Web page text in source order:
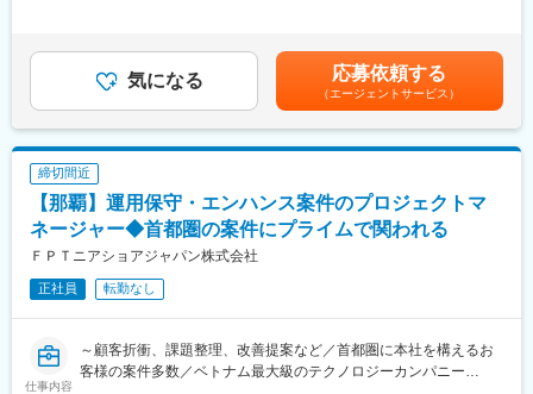
・15万円の引っ越し補助金（一律支給）
・20万円の入社祝い金（家族連れの方のみ）
・退職金制度
・選択制企業型確定拠出年金制度
・帰省旅費補助（2年目以降）
・転勤はございません。
・育休・産休実績多数、希望者は全員取得可能
■入社後のフォロー体制
ートを実施します
メンターランチ：6か月の試用期間中、計5回、メンターとのラン
・基本設計～製造～システムテスト・リリース
・業務知識習得・テクニカルリサーチ、若手エンジニアの育成
・金融や製造、物流といった国内各カテゴリーの上位3位に名を連
ねるトップ企業をクライアントとして抱えており、クライアント
ビジネスをＩＴで支援しています。
・インダストリーやテクノロジーカットではない、クライアント
は基本受注せず、長期にわたる関係を築きながら、お客様のニー
■豊富な福利厚生
＜I/Uターンの方向け＞
経験・能力を考慮の上、決定月給には以下を含む・基本給
229,000～370,000円・固定残業代（40時間分）72,000～116,000
円※超過分別途支給・住宅手当：30,000円・家族手当年収には以
下を含む・賞与：2回賃金はあくまでも目安の金額であり、選考を
通じて上下する可能性があります。月給(月額)は固定手当を含めた
表記です。
気になる 応募依頼する
（エージェントサービス）
締切間近
【那覇】運用保守・エンハンス案件のプロジェクトマ
ネージャー◆首都圏の案件にプライムで関われる
ＦＰＴニアショアジャパン株式会社
正社員 転勤なし
仕事内容
～顧客折衝、課題整理、改善提案など／首都圏に本社を構えるお
客様の案件多数／ベトナム最大級のテクノロジーカンパニー